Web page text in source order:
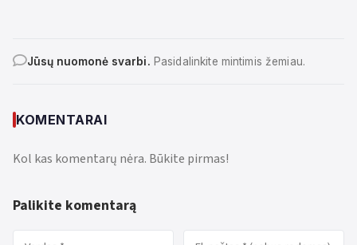
Jūsų nuomonė svarbi. Pasidalinkite mintimis žemiau.
KOMENTARAI
Kol kas komentarų nėra. Būkite pirmas!
Palikite komentarą